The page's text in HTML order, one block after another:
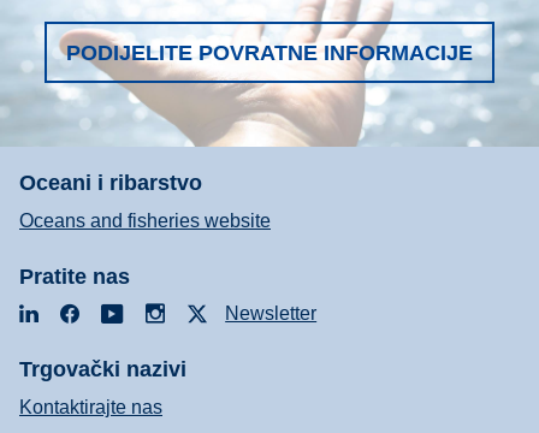
PODIJELITE POVRATNE INFORMACIJE
Oceani i ribarstvo
Oceans and fisheries website
Pratite nas
LinkedInFacebookYouTubeInstagramNewsletter
Trgovački nazivi
Kontaktirajte nas